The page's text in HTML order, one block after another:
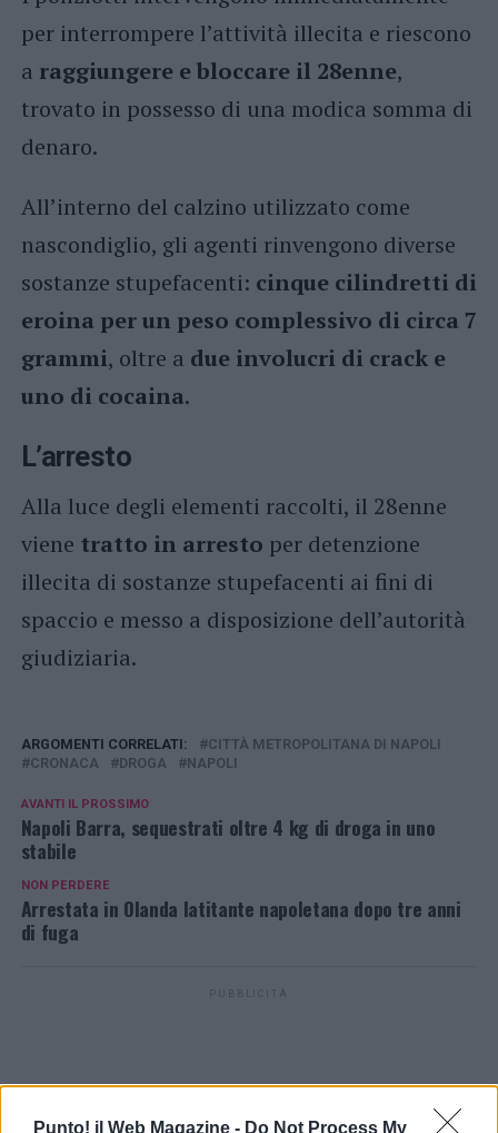
Punto! il Web Magazine - Do Not Process My
per interrompere l’attività illecita e riescono
a raggiungere e bloccare il 28enne,
trovato in possesso di una modica somma di
denaro.
All’interno del calzino utilizzato come
nascondiglio, gli agenti rinvengono diverse
sostanze stupefacenti: cinque cilindretti di
eroina per un peso complessivo di circa 7
grammi, oltre a due involucri di crack e
uno di cocaina.
L’arresto
Alla luce degli elementi raccolti, il 28enne
viene tratto in arresto per detenzione
illecita di sostanze stupefacenti ai fini di
spaccio e messo a disposizione dell’autorità
giudiziaria.
ARGOMENTI CORRELATI:
CITTÀ METROPOLITANA DI NAPOLI
CRONACA
DROGA NAPOLI
AVANTI IL ​​PROSSIMO
Napoli Barra, sequestrati oltre 4 kg di droga in uno
stabile
NON PERDERE
Arrestata in Olanda latitante napoletana dopo tre anni
di fuga
PUBBLICITÀ